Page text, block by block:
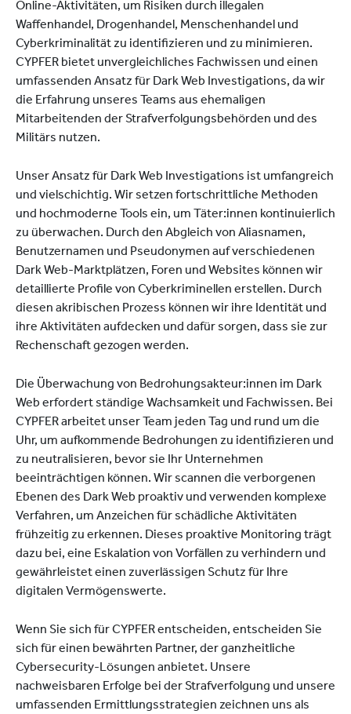
Online-Aktivitäten, um Risiken durch illegalen
Waffenhandel, Drogenhandel, Menschenhandel und
Cyberkriminalität zu identifizieren und zu minimieren.
CYPFER bietet unvergleichliches Fachwissen und einen
umfassenden Ansatz für Dark Web Investigations, da wir
die Erfahrung unseres Teams aus ehemaligen
Mitarbeitenden der Strafverfolgungsbehörden und des
Militärs nutzen.
Unser Ansatz für Dark Web Investigations ist umfangreich
und vielschichtig. Wir setzen fortschrittliche Methoden
und hochmoderne Tools ein, um Täter:innen kontinuierlich
zu überwachen. Durch den Abgleich von Aliasnamen,
Benutzernamen und Pseudonymen auf verschiedenen
Dark Web-Marktplätzen, Foren und Websites können wir
detaillierte Profile von Cyberkriminellen erstellen. Durch
diesen akribischen Prozess können wir ihre Identität und
ihre Aktivitäten aufdecken und dafür sorgen, dass sie zur
Rechenschaft gezogen werden.
Die Überwachung von Bedrohungsakteur:innen im Dark
Web erfordert ständige Wachsamkeit und Fachwissen. Bei
CYPFER arbeitet unser Team jeden Tag und rund um die
Uhr, um aufkommende Bedrohungen zu identifizieren und
zu neutralisieren, bevor sie Ihr Unternehmen
beeinträchtigen können. Wir scannen die verborgenen
Ebenen des Dark Web proaktiv und verwenden komplexe
Verfahren, um Anzeichen für schädliche Aktivitäten
frühzeitig zu erkennen. Dieses proaktive Monitoring trägt
dazu bei, eine Eskalation von Vorfällen zu verhindern und
gewährleistet einen zuverlässigen Schutz für Ihre
digitalen Vermögenswerte.
Wenn Sie sich für CYPFER entscheiden, entscheiden Sie
sich für einen bewährten Partner, der ganzheitliche
Cybersecurity-Lösungen anbietet. Unsere
nachweisbaren Erfolge bei der Strafverfolgung und unsere
umfassenden Ermittlungsstrategien zeichnen uns als